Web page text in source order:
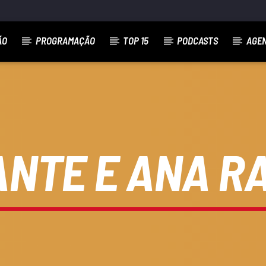
PROGRAMAÇÃO TOP 15 PODCASTS
E ANA